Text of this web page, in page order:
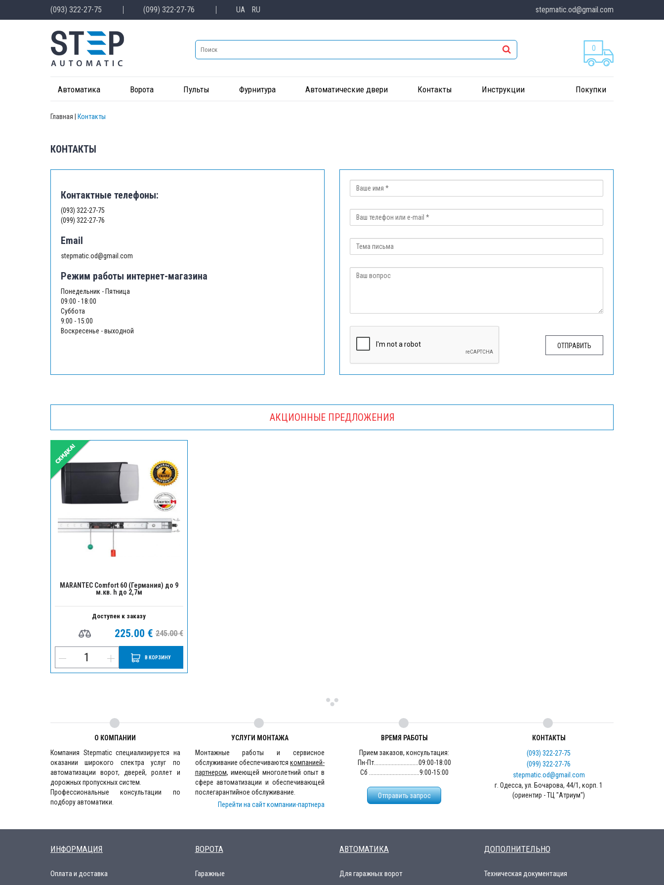
(093) 322-27-75 (099) 322-27-76 UA RU stepmatic.od@gmail.com
0
Автоматика Ворота Пульты Фурнитура Автоматические двери Контакты Инструкции Покупки
Главная Контакты
КОНТАКТЫ
Контактные телефоны:
(093) 322-27-75
(099) 322-27-76
Email
stepmatic.od@gmail.com
Режим работы интернет-магазина
Понедельник - Пятница
09:00 - 18:00
Суббота
9:00 - 15:00
Воскресенье - выходной
ОТПРАВИТЬ
АКЦИОННЫЕ ПРЕДЛОЖЕНИЯ
MARANTEC Comfort 60 (Германия) до 9
м.кв. h до 2,7м
Доступен к заказу
225.00 € 245.00 €
В КОРЗИНУ
О КОМПАНИИ
Компания Stepmatic специализируется на
оказании широкого спектра услуг по
автоматизации ворот, дверей, роллет и
дорожных пропускных систем.
Профессиональные консультации по
подбору автоматики.
УСЛУГИ МОНТАЖА
Монтажные работы и сервисное
обслуживание обеспечиваются компанией-
партнером, имеющей многолетний опыт в
сфере автоматизации и обеспечивающей
послегарантийное обслуживание.
Перейти на сайт компании-партнера
ВРЕМЯ РАБОТЫ
Прием заказов, консультация:
Пн-Пт..............................09:00-18:00
Сб ..................................9:00-15:00
Отправить запрос
КОНТАКТЫ
(093) 322-27-75
(099) 322-27-76
stepmatic.od@gmail.com
г. Одесса, ул. Бочарова, 44/1, корп. 1
(ориентир - ТЦ "Атриум")
ИНФОРМАЦИЯ
Оплата и доставка
ВОРОТА
Гаражные
АВТОМАТИКА
Для гаражных ворот
ДОПОЛНИТЕЛЬНО
Техническая документация